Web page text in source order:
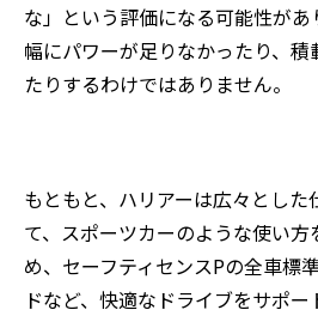
な」という評価になる可能性が
幅にパワーが足りなかったり、
たりするわけではありません。
もともと、ハリアーは広々とした
て、スポーツカーのような使い
め、セーフティセンスPの全車標
ドなど、快適なドライブをサポ